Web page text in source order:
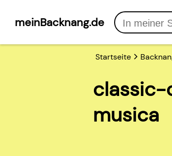
meinBacknang.de
Startseite
classic-
musica